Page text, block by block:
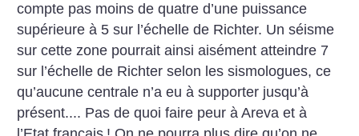
compte pas moins de quatre d’une puissance
supérieure à 5 sur l’échelle de Richter. Un séisme
sur cette zone pourrait ainsi aisément atteindre 7
sur l’échelle de Richter selon les sismologues, ce
qu’aucune centrale n’a eu à supporter jusqu’à
présent.... Pas de quoi faire peur à Areva et à